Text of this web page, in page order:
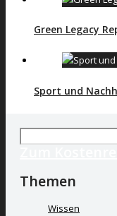
Green Legacy
Sport und
Themen
Wissen